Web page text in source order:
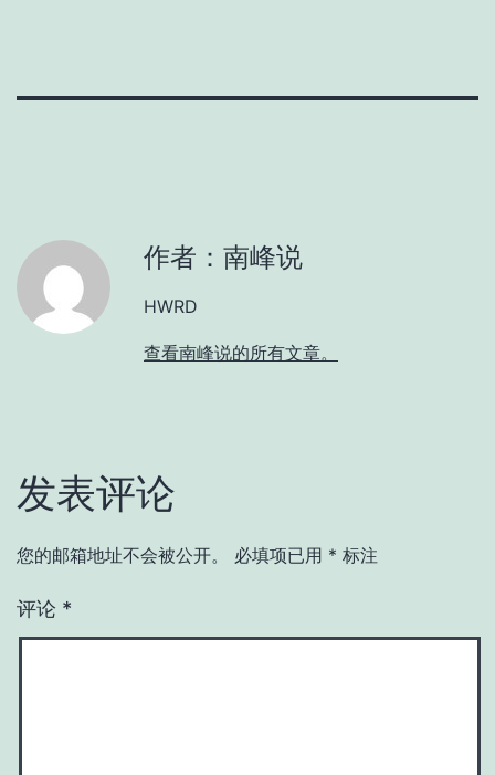
作者：南峰说
HWRD
查看南峰说的所有文章。
发表评论
您的邮箱地址不会被公开。 必填项已用 * 标注
评论 *